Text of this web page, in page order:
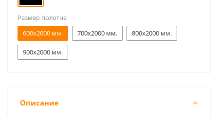
Размер полотна
600x2000 мм.
700x2000 мм. 800x2000 мм.
900x2000 мм.
Описание